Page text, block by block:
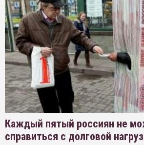
Каждый пятый россиян не
справиться с долговой